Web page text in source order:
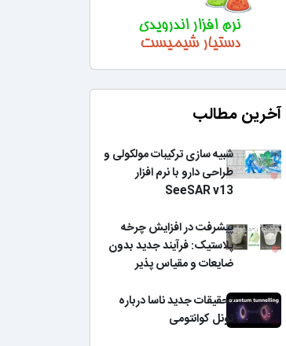
آخرین مطالب
شبیه سازی ترکیبات مولکولی و
طراحی دارو با نرم افزار
SeeSAR v13
پیشرفت در افزایش چرخه
پلاستیک: فرآیند جدید بدون
ضایعات و مقیاس پذیر
تحقیقات جدید ناسا درباره
تونل کوانتومی